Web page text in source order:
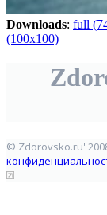
Downloads: full
(100x100)
© Zdorovsko.ru'